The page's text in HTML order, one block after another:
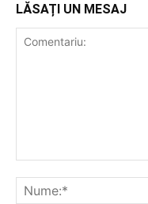
LĂSAȚI UN MESAJ